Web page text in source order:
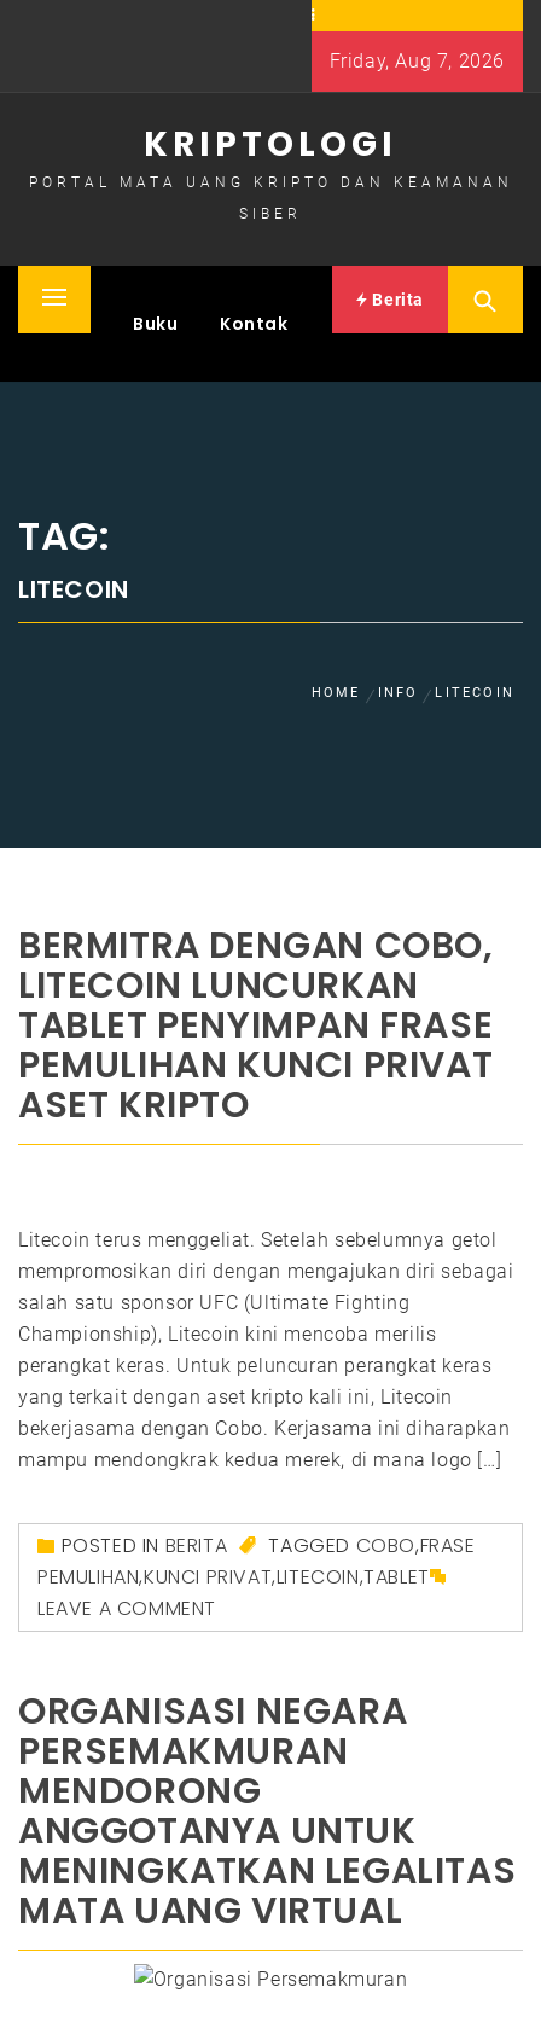
Friday, Aug 7, 2026
KRIPTOLOGI
PORTAL MATA UANG KRIPTO DAN KEAMANAN
SIBER
Primary
Buku Kontak
Berita
TAG:
LITECOIN
HOME INFO LITECOIN
BERMITRA DENGAN COBO,
LITECOIN LUNCURKAN
TABLET PENYIMPAN FRASE
PEMULIHAN KUNCI PRIVAT
ASET KRIPTO
Litecoin terus menggeliat. Setelah sebelumnya getol
mempromosikan diri dengan mengajukan diri sebagai
salah satu sponsor UFC (Ultimate Fighting
Championship), Litecoin kini mencoba merilis
perangkat keras. Untuk peluncuran perangkat keras
yang terkait dengan aset kripto kali ini, Litecoin
bekerjasama dengan Cobo. Kerjasama ini diharapkan
mampu mendongkrak kedua merek, di mana logo […]
POSTED IN BERITA TAGGED COBO,FRASE
PEMULIHAN,KUNCI PRIVAT,LITECOIN,TABLET
LEAVE A COMMENT
ORGANISASI NEGARA
PERSEMAKMURAN
MENDORONG
ANGGOTANYA UNTUK
MENINGKATKAN LEGALITAS
MATA UANG VIRTUAL